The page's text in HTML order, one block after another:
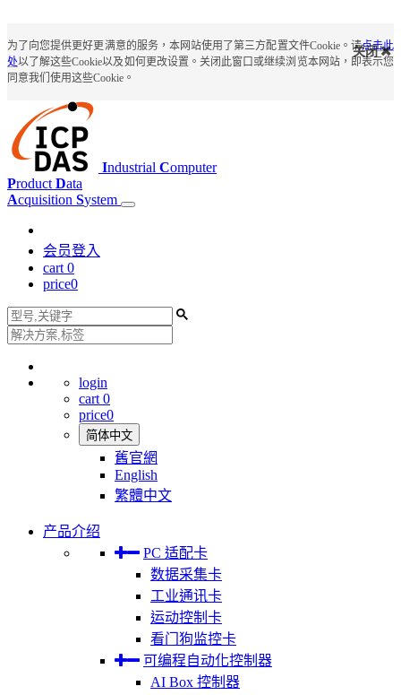
为了向您提供更好更满意的服务，本网站使用了第三方配置文件Cookie。请点击此
处以了解这些Cookie以及如何更改设置。关闭此窗口或继续浏览本网站，即表示您
同意我们使用这些Cookie。
关闭
Industrial Computer
Product Data
Acquisition System
会员登入
cart 0
price0
login
cart 0
price0
简体中文
舊官網
English
繁體中文
产品介绍
PC 适配卡
数据采集卡
工业通讯卡
运动控制卡
看门狗监控卡
可编程自动化控制器
AI Box 控制器